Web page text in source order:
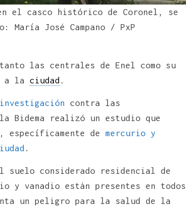
el casco histórico de Coronel, se
José Campano / PxP
las centrales de Enel como su
a la ciudad .
investigación contra las
Bidema realizó un estudio que
específicamente de mercurio y
.
suelo considerado residencial de
y vanadio están presentes en todos
un peligro para la salud de la